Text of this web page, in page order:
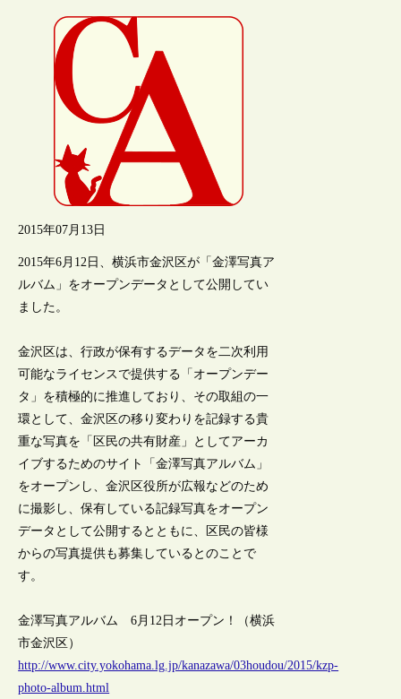
2015年07月13日
2015年6月12日、横浜市金沢区が「金澤写真ア
ルバム」をオープンデータとして公開してい
ました。
金沢区は、行政が保有するデータを二次利用
可能なライセンスで提供する「オープンデー
タ」を積極的に推進しており、その取組の一
環として、金沢区の移り変わりを記録する貴
重な写真を「区民の共有財産」としてアーカ
イブするためのサイト「金澤写真アルバム」
をオープンし、金沢区役所が広報などのため
に撮影し、保有している記録写真をオープン
データとして公開するとともに、区民の皆様
からの写真提供も募集しているとのことで
す。
金澤写真アルバム 6月12日オープン！（横浜
市金沢区）
http://www.city.yokohama.lg.jp/kanazawa/03houdou/2015/kzp-
photo-album.html